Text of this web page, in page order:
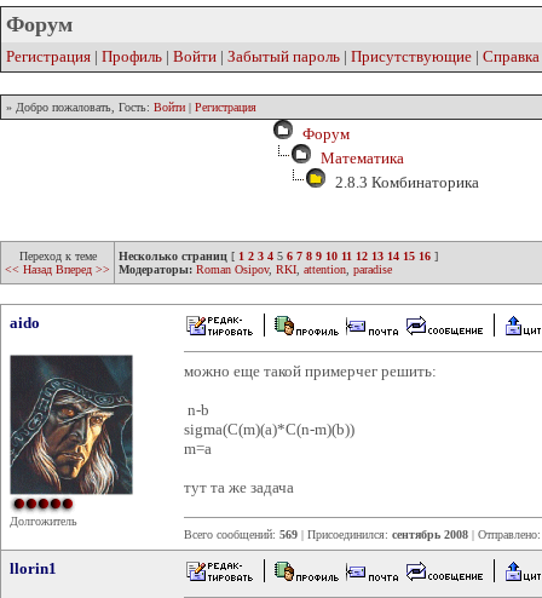
Форум
Регистрация | Профиль | Войти | Забытый пароль | Присутствующие | Справка
» Добро пожаловать, Гость: Войти | Регистрация
Форум
Математика
2.8.3 Комбинаторика
Переход к теме
<< Назад Вперед >>
Несколько страниц [ 1 2 3 4 5 6 7 8 9 10 11 12 13 14 15 16 ]
Модераторы: Roman Osipov, RKI attention paradise
aido
Долгожитель
можно еще такой примерчег решить:
n-b
sigma(C(m)(a)*C(n-m)(b))
m=a
тут та же задача
Всего сообщений: 569 | Присоединился: сентябрь 2008 |
llorin1